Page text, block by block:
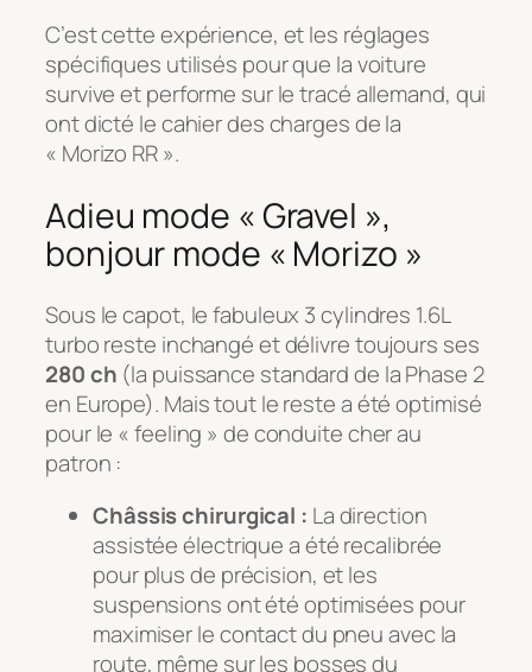
C’est cette expérience, et les réglages
spécifiques utilisés pour que la voiture
survive et performe sur le tracé allemand, qui
ont dicté le cahier des charges de la
« Morizo RR ».
Adieu mode « Gravel »,
bonjour mode « Morizo »
Sous le capot, le fabuleux 3 cylindres 1.6L
turbo reste inchangé et délivre toujours ses
280 ch (la puissance standard de la Phase 2
en Europe). Mais tout le reste a été optimisé
pour le « feeling » de conduite cher au
patron :
Châssis chirurgical : La direction
assistée électrique a été recalibrée
pour plus de précision, et les
suspensions ont été optimisées pour
maximiser le contact du pneu avec la
route, même sur les bosses du